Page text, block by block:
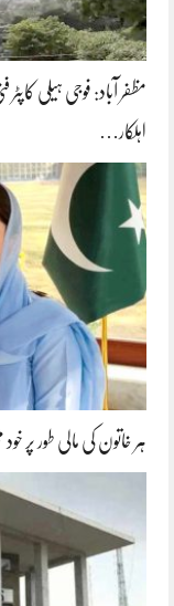
مظفر آباد: فوجی ہیلی
اہلکار…
ہر خاتون کی مالی طور پر خود